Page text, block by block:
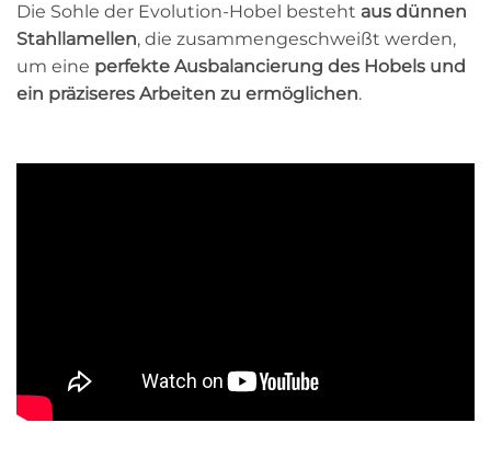
Die Sohle der Evolution-Hobel besteht aus dünnen
Stahllamellen, die zusammengeschweißt werden,
um eine perfekte Ausbalancierung des Hobels und
ein präziseres Arbeiten zu ermöglichen.